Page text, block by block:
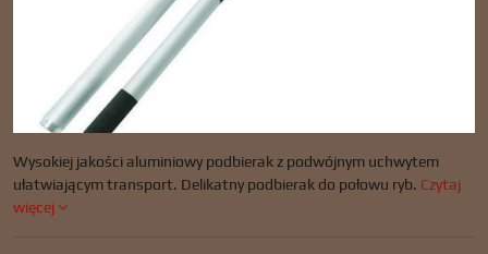
Wysokiej jakości aluminiowy podbierak z podwójnym uchwytem
ułatwiającym transport. Delikatny podbierak do połowu ryb. Czytaj
więcej